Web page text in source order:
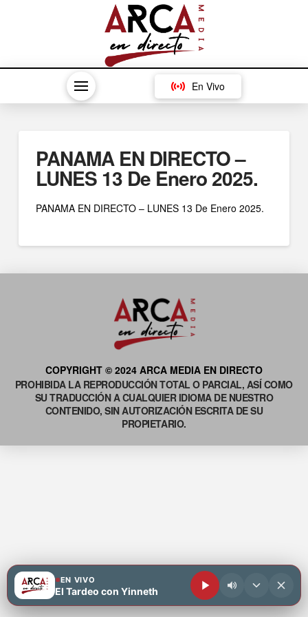
En Vivo
PANAMA EN DIRECTO –
LUNES 13 De Enero 2025.
PANAMA EN DIRECTO – LUNES 13 De Enero 2025.
COPYRIGHT © 2024 ARCA MEDIA EN DIRECTO
PROHIBIDA LA REPRODUCCIÓN TOTAL O PARCIAL, ASÍ COMO
SU TRADUCCIÓN A CUALQUIER IDIOMA DE NUESTRO
CONTENIDO, SIN AUTORIZACIÓN ESCRITA DE SU
PROPIETARIO.
EN VIVO
El Tardeo con Yinneth